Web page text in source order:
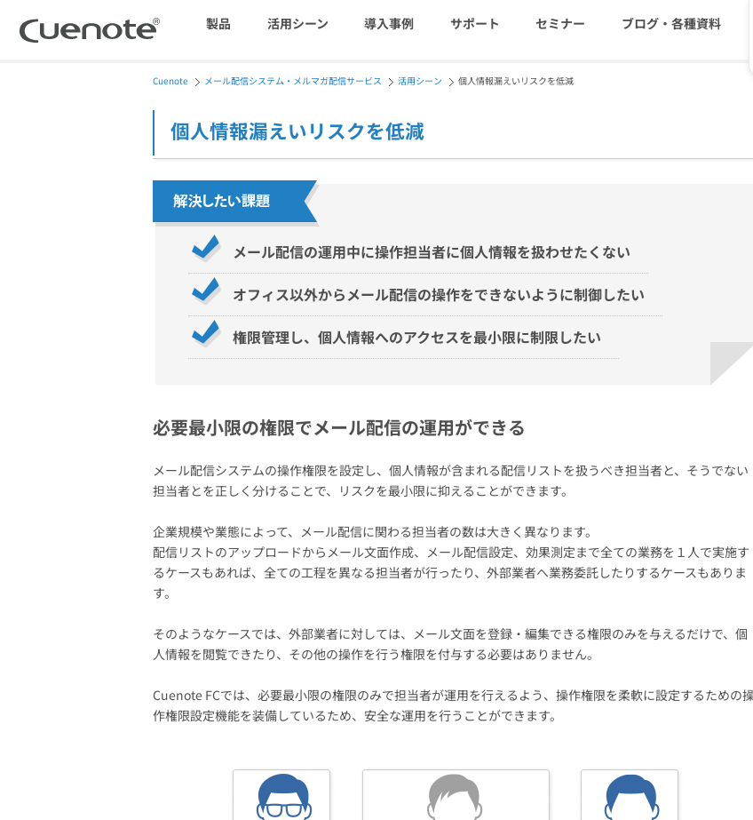
製品
メール配信システム メールリレーサーバー
SMS配信サービス 認証サービス
アンケートシステム・フォーム
活用シーン
会員獲得／ニーズ把握 コストを抑える 遅延なく確実・
導入事例 サポート セミナー ブログ・各種資料
マーケティングブログ
Cuenote メール配信システム・メルマガ配信サービス 活用シーン 個人情報漏えいリスクを低減
個人情報漏えいリスクを低減
メール配信の運用中に操作担当者に個人情報を扱わせたくない
オフィス以外からメール配信の操作をできないように制御したい
権限管理し、個人情報へのアクセスを最小限に制限したい
必要最小限の権限でメール配信の運用ができる
メール配信システムの操作権限を設定し、個人情報が含まれる配信リストを扱うべき担当者と、そうでない
担当者とを正しく分けることで、リスクを最小限に抑えることができます。
企業規模や業態によって、メール配信に関わる担当者の数は大きく異なります。
配信リストのアップロードからメール文面作成、メール配信設定、効果測定まで全ての業務を１人で実施す
るケースもあれば、全ての工程を異なる担当者が行ったり、外部業者へ業務委託したりするケースもありま
す。
そのようなケースでは、外部業者に対しては、メール文面を登録・編集できる権限のみを与えるだけで、個
人情報を閲覧できたり、その他の操作を行う権限を付与する必要はありません。
Cuenote FCでは、必要最小限の権限のみで担当者が運用を行えるよう、操作権限を柔軟に設定するための
作権限設定機能を装備しているため、安全な運用を行うことができます。